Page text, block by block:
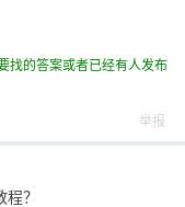
找的答案或者已经有人发布
举报
？